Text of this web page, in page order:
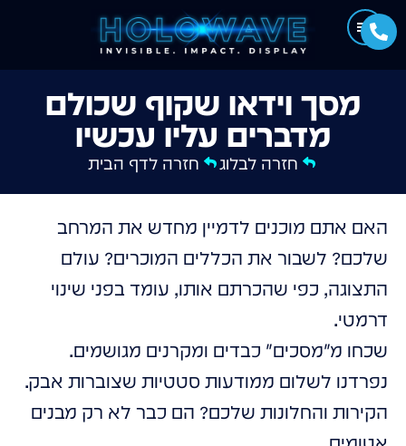
מסך וידאו שקוף שכולם
מדברים עליו עכשיו
חזרה לבלוג חזרה לדף הבית
האם אתם מוכנים לדמיין מחדש את המרחב
שלכם? לשבור את הכללים המוכרים? עולם
התצוגה, כפי שהכרתם אותו, עומד בפני שינוי
דרמטי.
שכחו מ"מסכים" כבדים ומקרנים מגושמים.
נפרדנו לשלום ממודעות סטטיות שצוברות אבק.
הקירות והחלונות שלכם? הם כבר לא רק מבנים